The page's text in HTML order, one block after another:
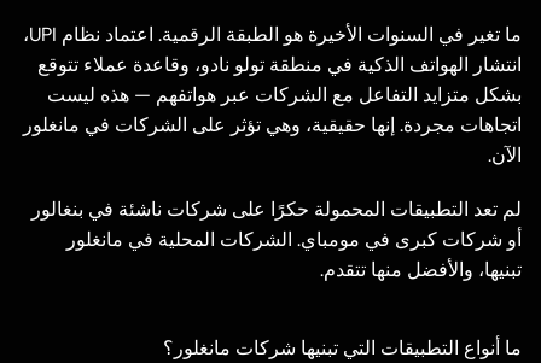
ما تغير في السنوات الأخيرة هو الطبقة الرقمية. اعتماد نظام UPI،
انتشار الهواتف الذكية في منطقة تولو نادو، وقاعدة عملاء تتوقع
بشكل متزايد التفاعل مع الشركات عبر هواتفهم — هذه ليست
اتجاهات مجردة. إنها حقيقية، وهي تؤثر على الشركات في مانغلور
الآن.
لم تعد التطبيقات المحمولة حكرًا على شركات ناشئة في بنغالور
أو شركات كبرى في مومباي. الشركات المحلية في مانغلور
تبنيها، والأفضل منها تتقدم.
ما أنواع التطبيقات التي تبنيها شركات مانغلور؟